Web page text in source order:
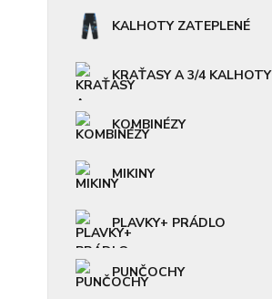
KALHOTY ZATEPLENÉ
KRAŤASY A 3/4 KALHOTY
KOMBINÉZY
MIKINY
PLAVKY+ PRÁDLO
PUNČOCHY